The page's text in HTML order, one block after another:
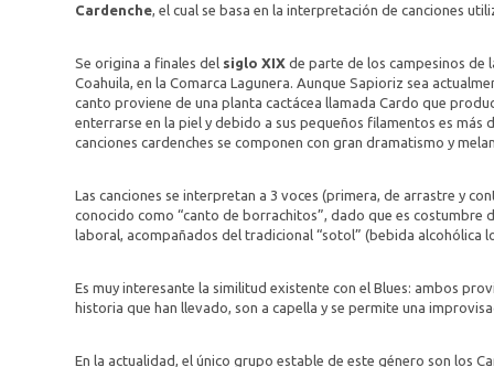
Cardenche, el cual se basa en la interpretación de canciones
Se origina a finales del siglo XIX de parte de los campesinos de
Coahuila, en la Comarca Lagunera. Aunque Sapioriz sea
canto proviene de una planta cactácea llamada Cardo que
enterrarse en la piel y debido a sus pequeños filamentos es
canciones cardenches se componen con gran dramatismo y
Las canciones se interpretan a 3 voces (primera, de arrastre y
conocido como “canto de borrachitos”, dado que es costumbre
laboral, acompañados del tradicional “sotol” (bebida alcohólica
Es muy interesante la similitud existente con el Blues: ambos
historia que han llevado, son a capella y se permite una
En la actualidad, el único grupo estable de este género son los